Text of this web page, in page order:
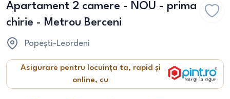
Apartament 2 camere - NOU - prima
chirie - Metrou Berceni
Popești-Leordeni
Asigurare pentru locuința ta, rapid și
online, cu